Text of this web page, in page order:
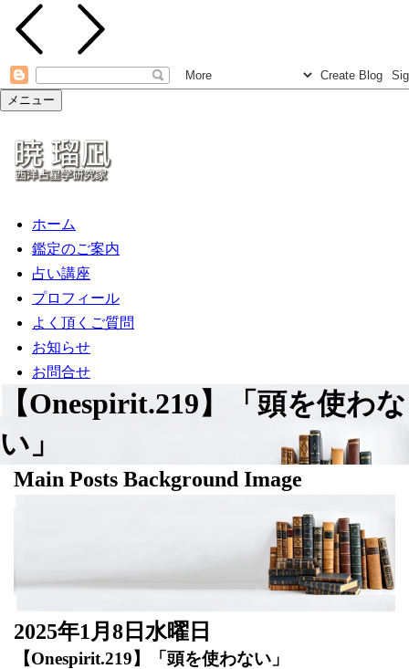
メニュー
ホーム
鑑定のご案内
占い講座
プロフィール
よく頂くご質問
お知らせ
お問合せ
【Onespirit.219】「頭を使わな
い」
Main Posts Background Image
2025年1月8日水曜日
【Onespirit.219】「頭を使わない」